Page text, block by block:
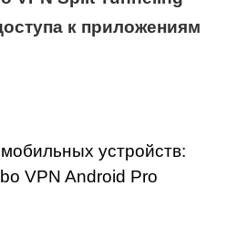
к приложениям